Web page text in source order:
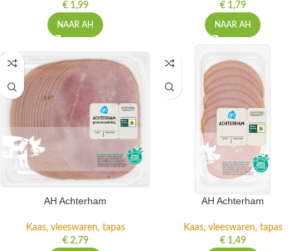
€1,99
NAAR AH
€1,79
NAAR AH
AH Achterham
Kaas, vleeswaren, tapas
€2,79
AH Achterham
Kaas, vleeswaren, tapas
€1,49